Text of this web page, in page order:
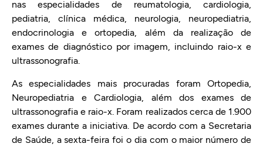
nas especialidades de reumatologia, cardiologia,
pediatria, clínica médica, neurologia, neuropediatria,
endocrinologia e ortopedia, além da realização de
exames de diagnóstico por imagem, incluindo raio-x e
ultrassonografia.
As especialidades mais procuradas foram Ortopedia,
Neuropediatria e Cardiologia, além dos exames de
ultrassonografia e raio-x. Foram realizados cerca de 1.900
exames durante a iniciativa. De acordo com a Secretaria
de Saúde, a sexta-feira foi o dia com o maior número de